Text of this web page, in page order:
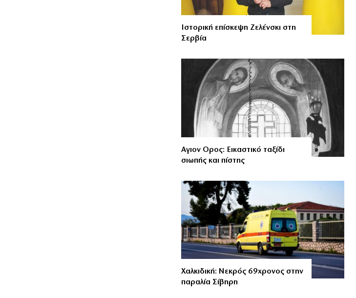
Ιστορική επίσκεψη Ζελένσκι στη
Σερβία
Αγιον Ορος: Εικαστικό ταξίδι
σιωπής και πίστης
Χαλκιδική: Νεκρός 69χρονος στην
παραλία Σίβηρη